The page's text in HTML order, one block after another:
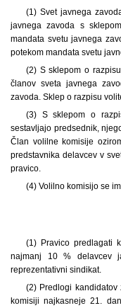
(1) Svet javnega
javnega zavoda s
mandata svetu javnega
potekom mandata svetu
(2) S sklepom o
članov sveta javnega
zavoda. Sklep o razpisu
(3) S sklepom o
sestavljajo predsednik,
Član volilne komisije
predstavnika delavcev v
pravico.
(4) Volilno komisijo se
(1) Pravico predlagati
najmanj 10 % delavcev
reprezentativni sindikat.
(2) Predlogi
komisiji najkasneje 21.